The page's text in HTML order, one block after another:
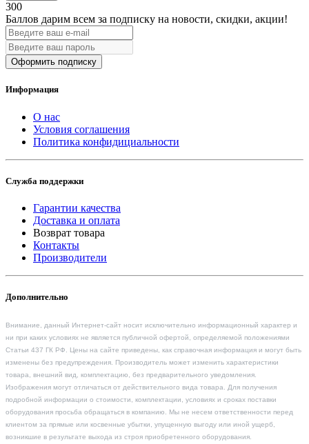
300
Баллов дарим всем за подписку на новости, скидки, акции!
Оформить подписку
Информация
О нас
Условия соглашения
Политика конфидициальности
Служба поддержки
Гарантии качества
Доставка и оплата
Возврат товара
Контакты
Производители
Дополнительно
Внимание, данный Интернет-сайт носит исключительно информационный характер и
ни при каких условиях не является публичной офертой, определяемой положениями
Статьи 437 ГК РФ. Цены на сайте приведены, как справочная информация и могут быть
изменены без предупреждения. Производитель может изменить характеристики
товара, внешний вид, комплектацию, без предварительного уведомления.
Изображения могут отличаться от действительного вида товара. Для получения
подробной информации о стоимости, комплектации, условиях и сроках поставки
оборудования просьба обращаться в компанию. Мы не несем ответственности перед
клиентом за прямые или косвенные убытки, упущенную выгоду или иной ущерб,
возникшие в результате выхода из строя приобретенного оборудования.